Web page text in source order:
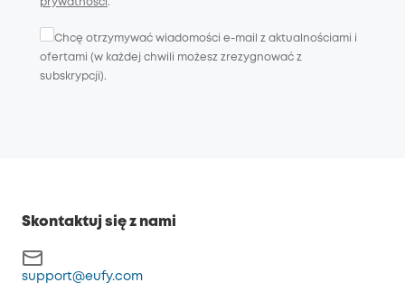
prywatności .
Chcę otrzymywać wiadomości e-mail z aktualnościami i
ofertami (w każdej chwili możesz zrezygnować z
subskrypcji).
Skontaktuj się z nami
support@eufy.com